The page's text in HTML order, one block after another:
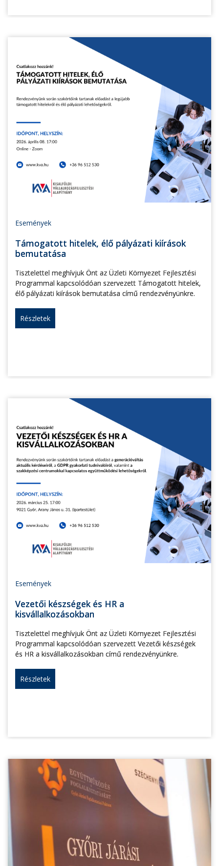
Események
Támogatott hitelek, élő pályázati kiírások
bemutatása
Tisztelettel meghívjuk Önt az Üzleti Környezet Fejlesztési
Programmal kapcsolódóan szervezett Támogatott hitelek,
élő pályázati kiírások bemutatása című rendezvényünkre.
Részletek
Események
Vezetői készségek és HR a
kisvállalkozásokban
Tisztelettel meghívjuk Önt az Üzleti Környezet Fejlesztési
Programmal kapcsolódóan szervezett Vezetői készségek
és HR a kisvállalkozásokban című rendezvényünkre.
Részletek